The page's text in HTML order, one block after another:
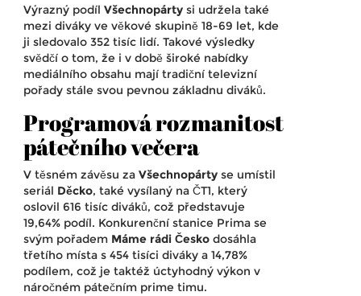
Výrazný podíl Všechnopárty si udržela také
mezi diváky ve věkové skupině 18-69 let, kde
ji sledovalo 352 tisíc lidí. Takové výsledky
svědčí o tom, že i v době široké nabídky
mediálního obsahu mají tradiční televizní
pořady stále svou pevnou základnu diváků.
Programová rozmanitost
pátečního večera
V těsném závěsu za Všechnopárty se umístil
seriál Děcko, také vysílaný na ČT1, který
oslovil 616 tisíc diváků, což představuje
19,64% podíl. Konkurenční stanice Prima se
svým pořadem Máme rádi Česko dosáhla
třetího místa s 454 tisíci diváky a 14,78%
podílem, což je taktéž úctyhodný výkon v
náročném pátečním prime timu.